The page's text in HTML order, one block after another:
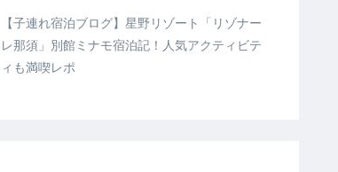
【子連れ宿泊ブログ】星野リゾート「リゾナー
レ那須」別館ミナモ宿泊記！人気アクティビテ
ィも満喫レポ